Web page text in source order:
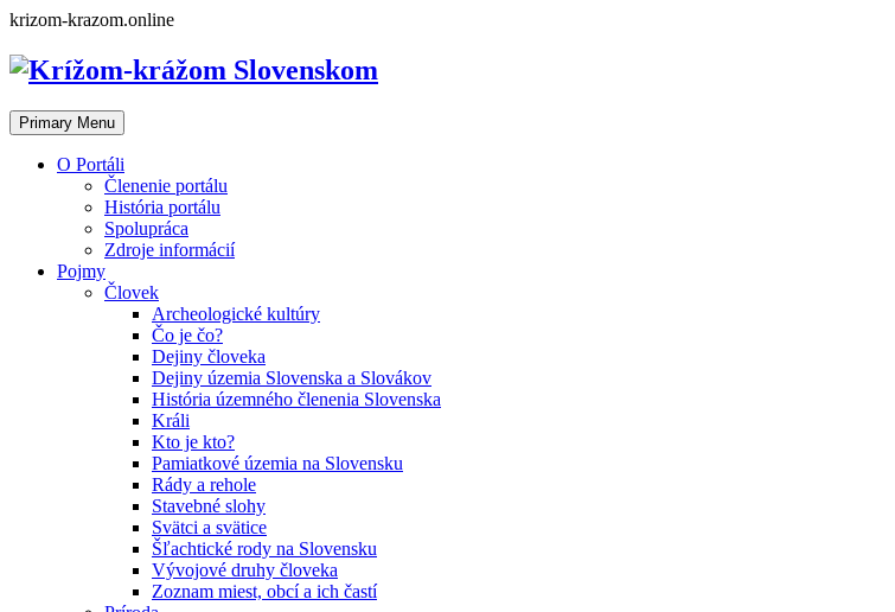
Skip
content
krizom-krazom.online
Primary Menu
O Portáli
Členenie portálu
História portálu
Spolupráca
Zdroje informácií
Pojmy
Človek
Archeologické kultúry
Čo je čo?
Dejiny človeka
Dejiny územia Slovenska a Slovákov
História územného členenia Slovenska
Králi
Kto je kto?
Pamiatkové územia na Slovensku
Rády a rehole
Stavebné slohy
Svätci a svätice
Šľachtické rody na Slovensku
Vývojové druhy človeka
Zoznam miest, obcí a ich častí